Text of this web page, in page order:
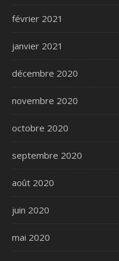
février 2021
janvier 2021
décembre 2020
novembre 2020
octobre 2020
septembre 2020
août 2020
juin 2020
mai 2020